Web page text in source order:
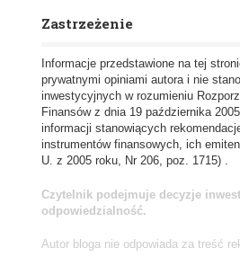
Zastrzeżenie
Informacje przedstawione na tej
prywatnymi opiniami autora i nie
inwestycyjnych w rozumieniu
Finansów z dnia 19 października
informacji stanowiących
instrumentów finansowych, ich
U. z 2005 roku, Nr 206, poz. 1715) .
Czytelnik podejmuje decyzje
odpowiedzialność.
Autor bloga nie odpowiada za treść